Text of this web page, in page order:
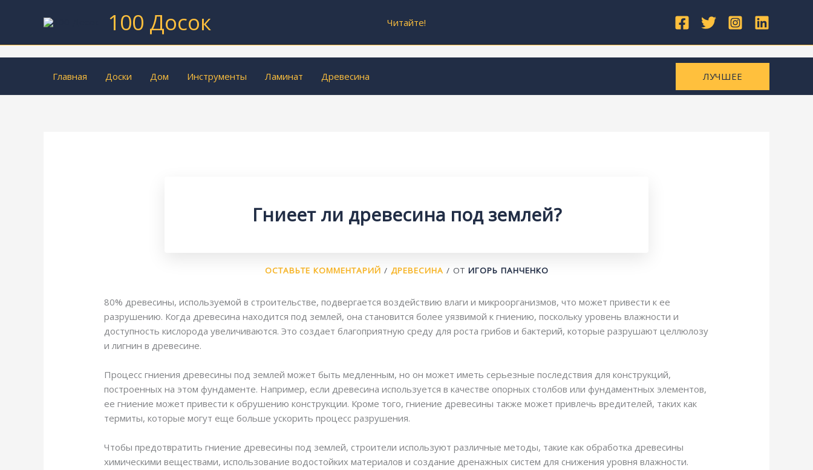
100 Досок Читайте!
Главная Доски Дом Инструменты Ламинат Древесина ЛУЧШЕЕ
Гниеет ли древесина под землей?
ОСТАВЬТЕ КОММЕНТАРИЙ / ДРЕВЕСИНА / ОТ ИГОРЬ ПАНЧЕНКО
80% древесины, используемой в строительстве, подвергается воздействию влаги и микроорганизмов, что может привести к ее
разрушению. Когда древесина находится под землей, она становится более уязвимой к гниению, поскольку уровень влажности и
доступность кислорода увеличиваются. Это создает благоприятную среду для роста грибов и бактерий, которые разрушают целлюлозу
и лигнин в древесине.
Процесс гниения древесины под землей может быть медленным, но он может иметь серьезные последствия для конструкций,
построенных на этом фундаменте. Например, если древесина используется в качестве опорных столбов или фундаментных элементов,
ее гниение может привести к обрушению конструкции. Кроме того, гниение древесины также может привлечь вредителей, таких как
термиты, которые могут еще больше ускорить процесс разрушения.
Чтобы предотвратить гниение древесины под землей, строители используют различные методы, такие как обработка древесины
химическими веществами, использование водостойких материалов и создание дренажных систем для снижения уровня влажности.